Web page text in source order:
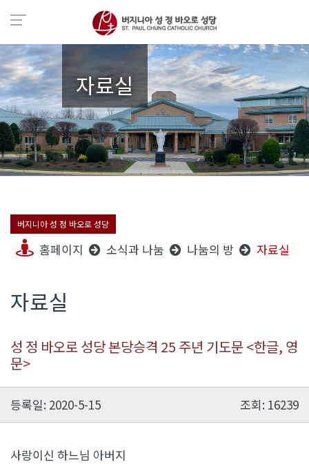
자료실
버지니아 성 정 바오로 성당
홈페이지 소식과 나눔 나눔의 방 자료실
자료실
성 정 바오로 성당 본당승격 25 주년 기도문 <한글, 영
문>
등록일: 2020-5-15 조회: 16239
사랑이신 하느님 아버지